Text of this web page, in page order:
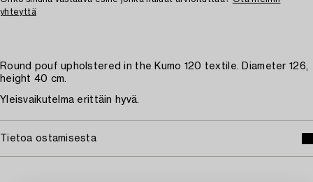
yhteyttä
Round pouf upholstered in the Kumo 120 textile. Diameter 126,
height 40 cm.
Yleisvaikutelma erittäin hyvä.
Tietoa ostamisesta